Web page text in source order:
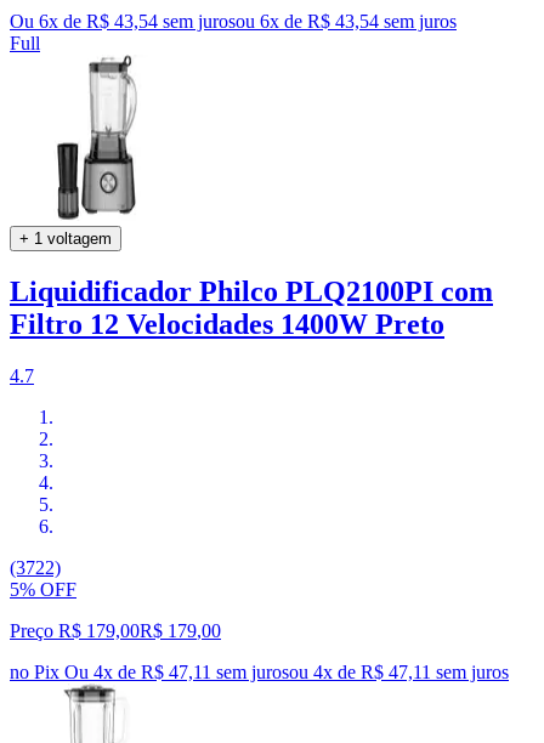
Ou 6x de R$ 43,54 sem jurosou 6x de R$ 43,54 sem juros
Full
+ 1 voltagem
Liquidificador Philco PLQ2100PI com
Filtro 12 Velocidades 1400W Preto
4.7
(3722)
5% OFF
Preço R$ 179,00R$ 179,00
no Pix Ou 4x de R$ 47,11 sem jurosou 4x de R$ 47,11 sem juros